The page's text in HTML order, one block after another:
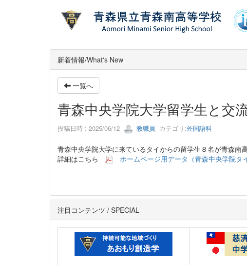
新着情報/What's New
一覧へ
青森中央学院大学留学生と交
投稿日時 : 2025/06/12 教職員 カテゴリ:外国語科
青森中央学院大学に来ているタイからの留学生８名が青森南
詳細はこちら
ホームページ用データ（青森中央学院タ
注目コンテンツ / SPECIAL